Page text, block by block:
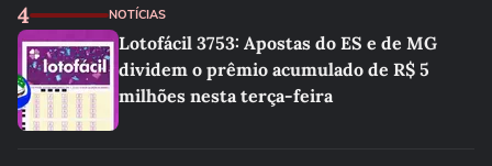
4 NOTÍCIAS
Lotofácil 3753: Apostas do ES e de MG
dividem o prêmio acumulado de R$ 5
milhões nesta terça-feira